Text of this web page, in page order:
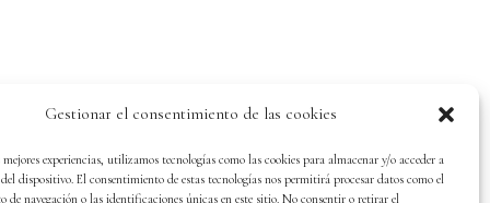
Gestionar el consentimiento de las cookies
experiencias, utilizamos tecnologías como las cookies para almacenar y/o acceder a
dispositivo. El consentimiento de estas tecnologías nos permitirá procesar datos como el
de navegación o las identificaciones únicas en este sitio. No consentir o retirar el